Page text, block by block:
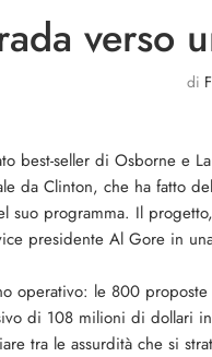
verso
di
best-seller di Osborne e
da Clinton, che ha fatto
suo programma. Il
presidente Al Gore in
operativo: le 800 proposte
di 108 milioni di dollari
tra le assurdità che si